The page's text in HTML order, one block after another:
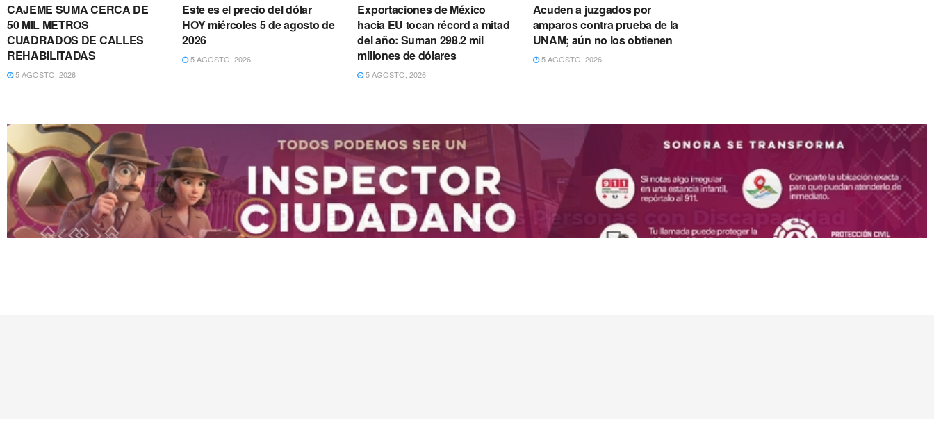
CAJEME SUMA CERCA DE
50 MIL METROS
CUADRADOS DE CALLES
REHABILITADAS
5 AGOSTO, 2026
Este es el precio del dólar
HOY miércoles 5 de agosto de
2026
5 AGOSTO, 2026
Exportaciones de México
hacia EU tocan récord a mitad
del año: Suman 298.2 mil
millones de dólares
5 AGOSTO, 2026
Acuden a juzgados por
amparos contra prueba de la
UNAM; aún no los obtienen
5 AGOSTO, 2026